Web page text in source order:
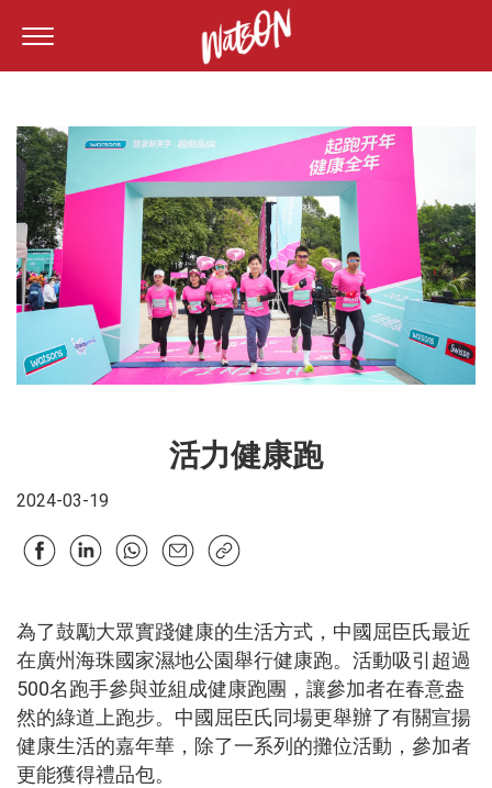
活力健康跑
2024-03-19
為了鼓勵大眾實踐健康的生活方式，中國屈臣氏最近
在廣州海珠國家濕地公園舉行健康跑。活動吸引超過
500名跑手參與並組成健康跑團，讓參加者在春意盎
然的綠道上跑步。中國屈臣氏同場更舉辦了有關宣揚
健康生活的嘉年華，除了一系列的攤位活動，參加者
更能獲得禮品包。